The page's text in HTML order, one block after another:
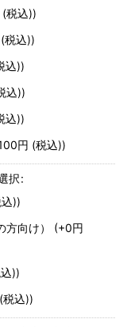
(税込))
(税込))
込))
込))
込))
円 (税込))
択:
))
方向け） (+0円
))
(税込))